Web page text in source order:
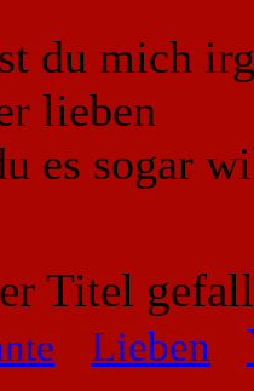
du mich
lieben
es sogar
Titel
Lieben